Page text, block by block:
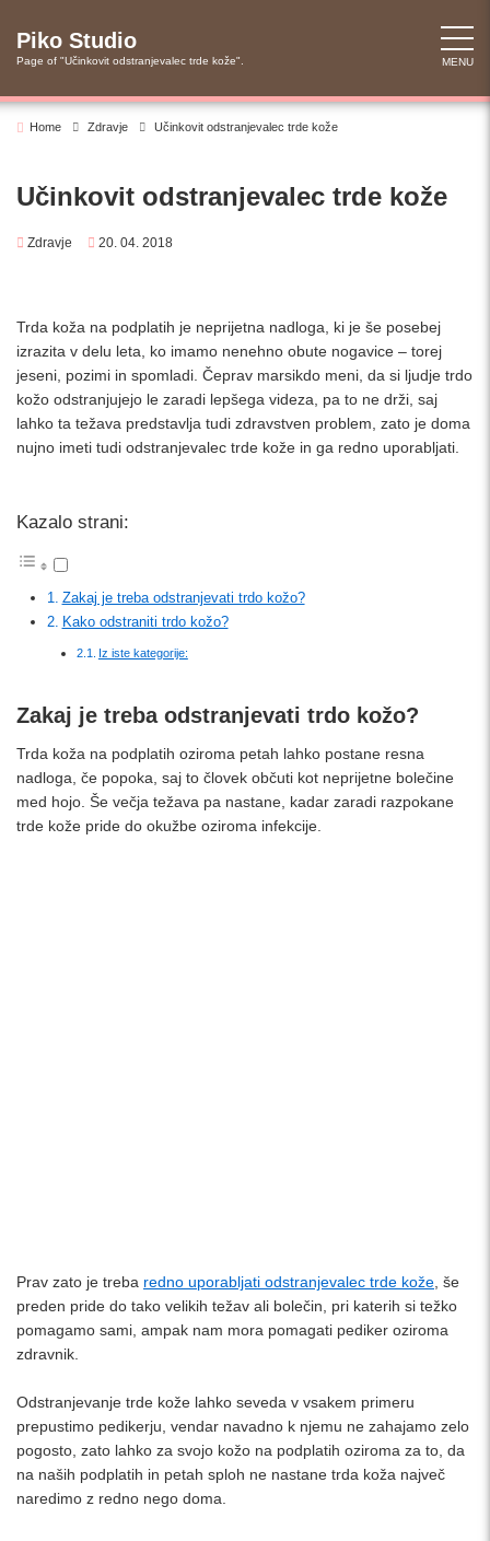
content
Piko Studio
Page of "Učinkovit odstranjevalec trde kože". MENU
Home Zdravje Učinkovit odstranjevalec trde kože
Učinkovit odstranjevalec trde kože
Zdravje 20. 04. 2018
Trda koža na podplatih je neprijetna nadloga, ki je še posebej
izrazita v delu leta, ko imamo nenehno obute nogavice – torej
jeseni, pozimi in spomladi. Čeprav marsikdo meni, da si ljudje trdo
kožo odstranjujejo le zaradi lepšega videza, pa to ne drži, saj
lahko ta težava predstavlja tudi zdravstven problem, zato je doma
nujno imeti tudi odstranjevalec trde kože in ga redno uporabljati.
Kazalo strani:
Zakaj je treba odstranjevati trdo kožo?
Kako odstraniti trdo kožo?
Iz iste kategorije:
Zakaj je treba odstranjevati trdo kožo?
Trda koža na podplatih oziroma petah lahko postane resna
nadloga, če popoka, saj to človek občuti kot neprijetne bolečine
med hojo. Še večja težava pa nastane, kadar zaradi razpokane
trde kože pride do okužbe oziroma infekcije.
Prav zato je treba redno uporabljati odstranjevalec trde kože , še
preden pride do tako velikih težav ali bolečin, pri katerih si težko
pomagamo sami, ampak nam mora pomagati pediker oziroma
zdravnik.
Odstranjevanje trde kože lahko seveda v vsakem primeru
prepustimo pedikerju, vendar navadno k njemu ne zahajamo zelo
pogosto, zato lahko za svojo kožo na podplatih oziroma za to, da
na naših podplatih in petah sploh ne nastane trda koža največ
naredimo z redno nego doma.